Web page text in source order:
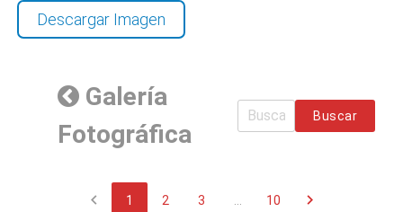
Descargar Imagen
Galería
Fotográfica
Buscar
chevron_left 1 2 3 10 chevron_right